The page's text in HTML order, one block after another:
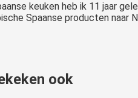
keuken heb ik 11 jaar
Spaanse producten naar
ook